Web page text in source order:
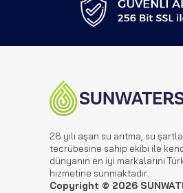
26 yılı aşan su arıtma, su
tecrübesine sahip ekibi ile
dünyanın en iyi markalarını
hizmetine sunmaktadır.
Copyright © 2026